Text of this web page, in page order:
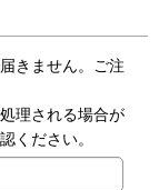
きません。ご注
理される場合が
ください。